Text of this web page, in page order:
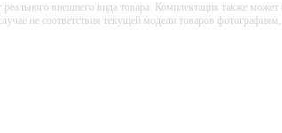
внешнего вида товара. Комплектация также
не соответствия текущей модели товаров